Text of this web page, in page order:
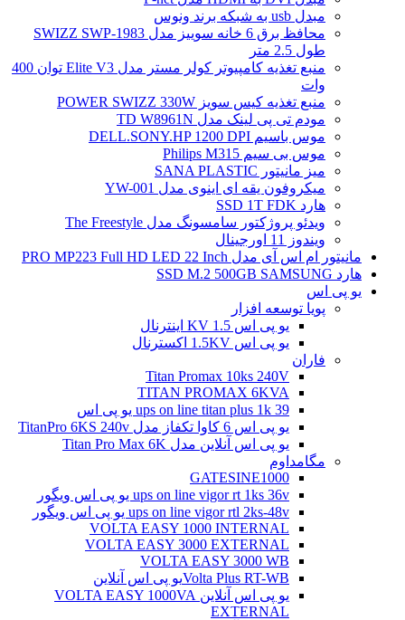
مبدل usb به شبکه برند ونوس
محافظ برق 6 خانه سوییز مدل SWIZZ SWP-1983
طول 2.5 متر
منبع تغذیه کامپیوتر کولر مستر مدل Elite V3 توان 400
وات
منبع تغذیه کیس سویز POWER SWIZZ 330W
مودم تی پی لینک مدل TD W8961N
موس باسیم DELL.SONY.HP 1200 DPI
موس بی سیم Philips M315
میز مانیتور SANA PLASTIC
میکروفون یقه ای اینوی مدل YW-001
هارد SSD 1T FDK
ویدئو پروژکتور سامسونگ مدل The Freestyle
ویندوز 11 اورجینال
مانیتور ام اس آی مدل PRO MP223 Full HD LED 22 Inch
هارد SSD M.2 500GB SAMSUNG
یو پی اس
پویا توسعه افزار
یو پی اس 1.5 KV اینترنال
یو پی اس 1.5KV اکسترنال
فاران
Titan Promax 10ks 240V
TITAN PROMAX 6KVA
ups on line titan plus 1k 39 یو پی اس
یو پی اس 6 کاوا تکفاز مدل TitanPro 6KS 240v
یو پی اس آنلاین مدل Titan Pro Max 6K
مگامداوم
GATESINE1000
ups on line vigor rt 1ks 36v یو پی اس ویگور
ups on line vigor rtl 2ks-48v یو پی اس ویگور
VOLTA EASY 1000 INTERNAL
VOLTA EASY 3000 EXTERNAL
VOLTA EASY 3000 WB
Volta Plus RT-WBیو پی اس آنلاین
یو پی اس آنلاین VOLTA EASY 1000VA
EXTERNAL